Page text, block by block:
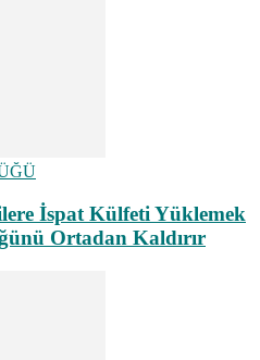
İspat Külfeti Yüklemek
Ortadan Kaldırır